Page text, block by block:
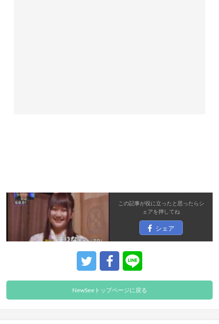
この記事が役に立ったと思ったらシ
ェアを押してね
シェア
NewSeeトップページに戻る